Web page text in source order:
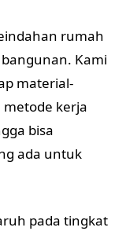
rumah
Kami
material-
kerja
bisa
ada untuk
pada tingkat